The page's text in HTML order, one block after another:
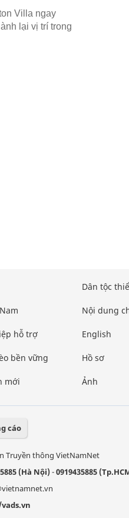
Villa ngay
lại vị trí trong
hỗ trợ
bền vững
mới
Dân tộc
Nội dung
English
Hồ sơ
Ảnh
cáo
Truyền thông VietNamNet
(Hà Nội)-0919435885